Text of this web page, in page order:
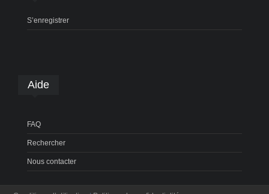
S’enregistrer
Aide
FAQ
Rechercher
Nous contacter